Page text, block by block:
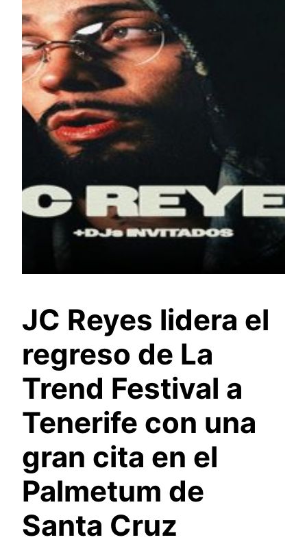
JC Reyes lidera el
regreso de La
Trend Festival a
Tenerife con una
gran cita en el
Palmetum de
Santa Cruz